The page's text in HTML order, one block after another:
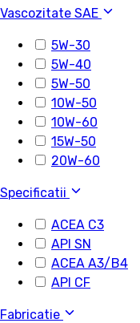
Vascozitate SAE
5W-30
5W-40
5W-50
10W-50
10W-60
15W-50
20W-60
Specificatii
ACEA C3
API SN
ACEA A3/B4
API CF
Fabricatie